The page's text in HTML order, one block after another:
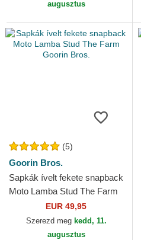
augusztus
(5)
Goorin Bros.
Sapkák ívelt fekete snapback
Moto Lamba Stud The Farm
Goorin Bros.EUR 49,95
Szerezd meg kedd, 11.
augusztus